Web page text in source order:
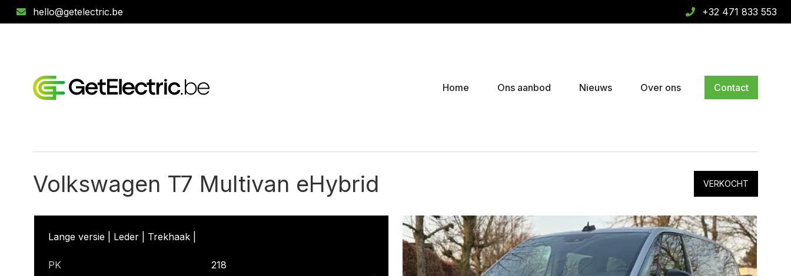
hello@getelectric.be +32 471 833 553
Home Ons aanbod Nieuws Over ons Contact
Volkswagen T7 Multivan eHybrid VERKOCHT
Lange versie | Leder | Trekhaak |
PK 218